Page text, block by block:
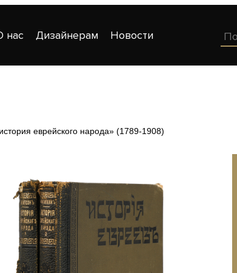
нас Дизайнерам Новости
еврейского народа» (1789-1908)